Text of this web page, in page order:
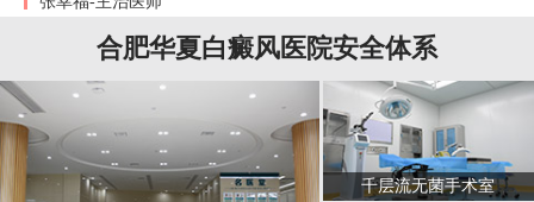
合肥华夏白癜风医院安全体系
千层流无菌手术室